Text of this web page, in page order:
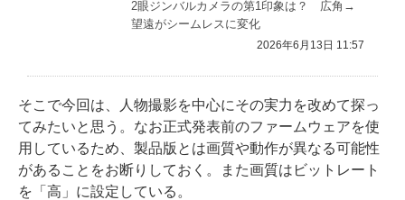
2眼ジンバルカメラの第1印象は？ 広角→
望遠がシームレスに変化
2026年6月13日 11:57
そこで今回は、人物撮影を中心にその実力を改めて探っ
てみたいと思う。なお正式発表前のファームウェアを使
用しているため、製品版とは画質や動作が異なる可能性
があることをお断りしておく。また画質はビットレート
を「高」に設定している。